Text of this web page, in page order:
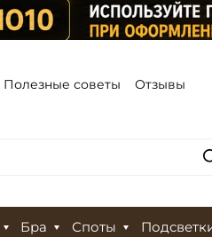
Полезные советы Отзывы
Бра Споты